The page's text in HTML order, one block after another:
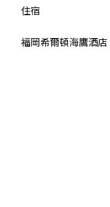
住宿
福岡希爾頓海鷹酒店